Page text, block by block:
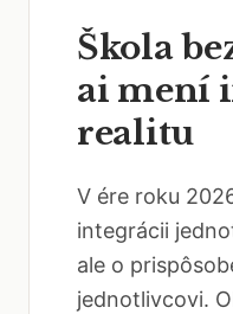
Škola
ai mení
realitu
V ére roku
integrácii
ale o
jednotlivcovi.